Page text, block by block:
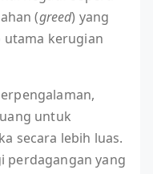
(greed) yang
utama kerugian
untuk
secara lebih luas.
perdagangan yang